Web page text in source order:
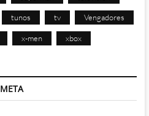
tunos tv Vengadores
x-men xbox
META